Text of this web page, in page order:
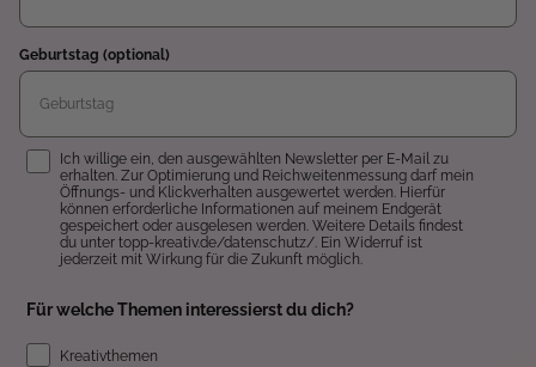
Geburtstag (optional)
Einwilligung
Ich willige ein, den ausgewählten Newsletter per E-Mail zu
erhalten. Zur Optimierung und Reichweitenmessung darf mein
Öffnungs- und Klickverhalten ausgewertet werden. Hierfür
können erforderliche Informationen auf meinem Endgerät
gespeichert oder ausgelesen werden. Weitere Details findest
du unter topp-kreativ.de/datenschutz/. Ein Widerruf ist
jederzeit mit Wirkung für die Zukunft möglich.
Für welche Themen interessierst du dich?
Kreativthemen